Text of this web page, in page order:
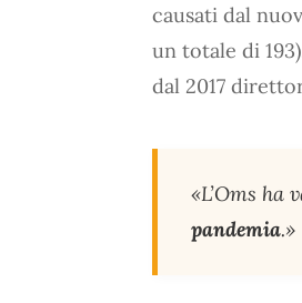
causati dal
un totale di
dal 2017
«L’Oms ha
pandemia.»